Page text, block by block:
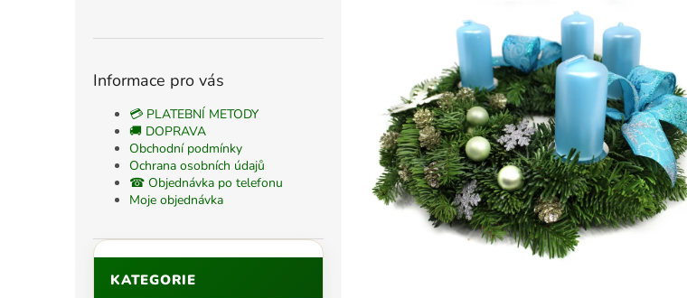
Informace pro vás
💳 PLATEBNÍ METODY
🚚 DOPRAVA
Obchodní podmínky
Ochrana osobních údajů
☎ Objednávka po telefonu
Moje objednávka
kategorie
KATEGORIE